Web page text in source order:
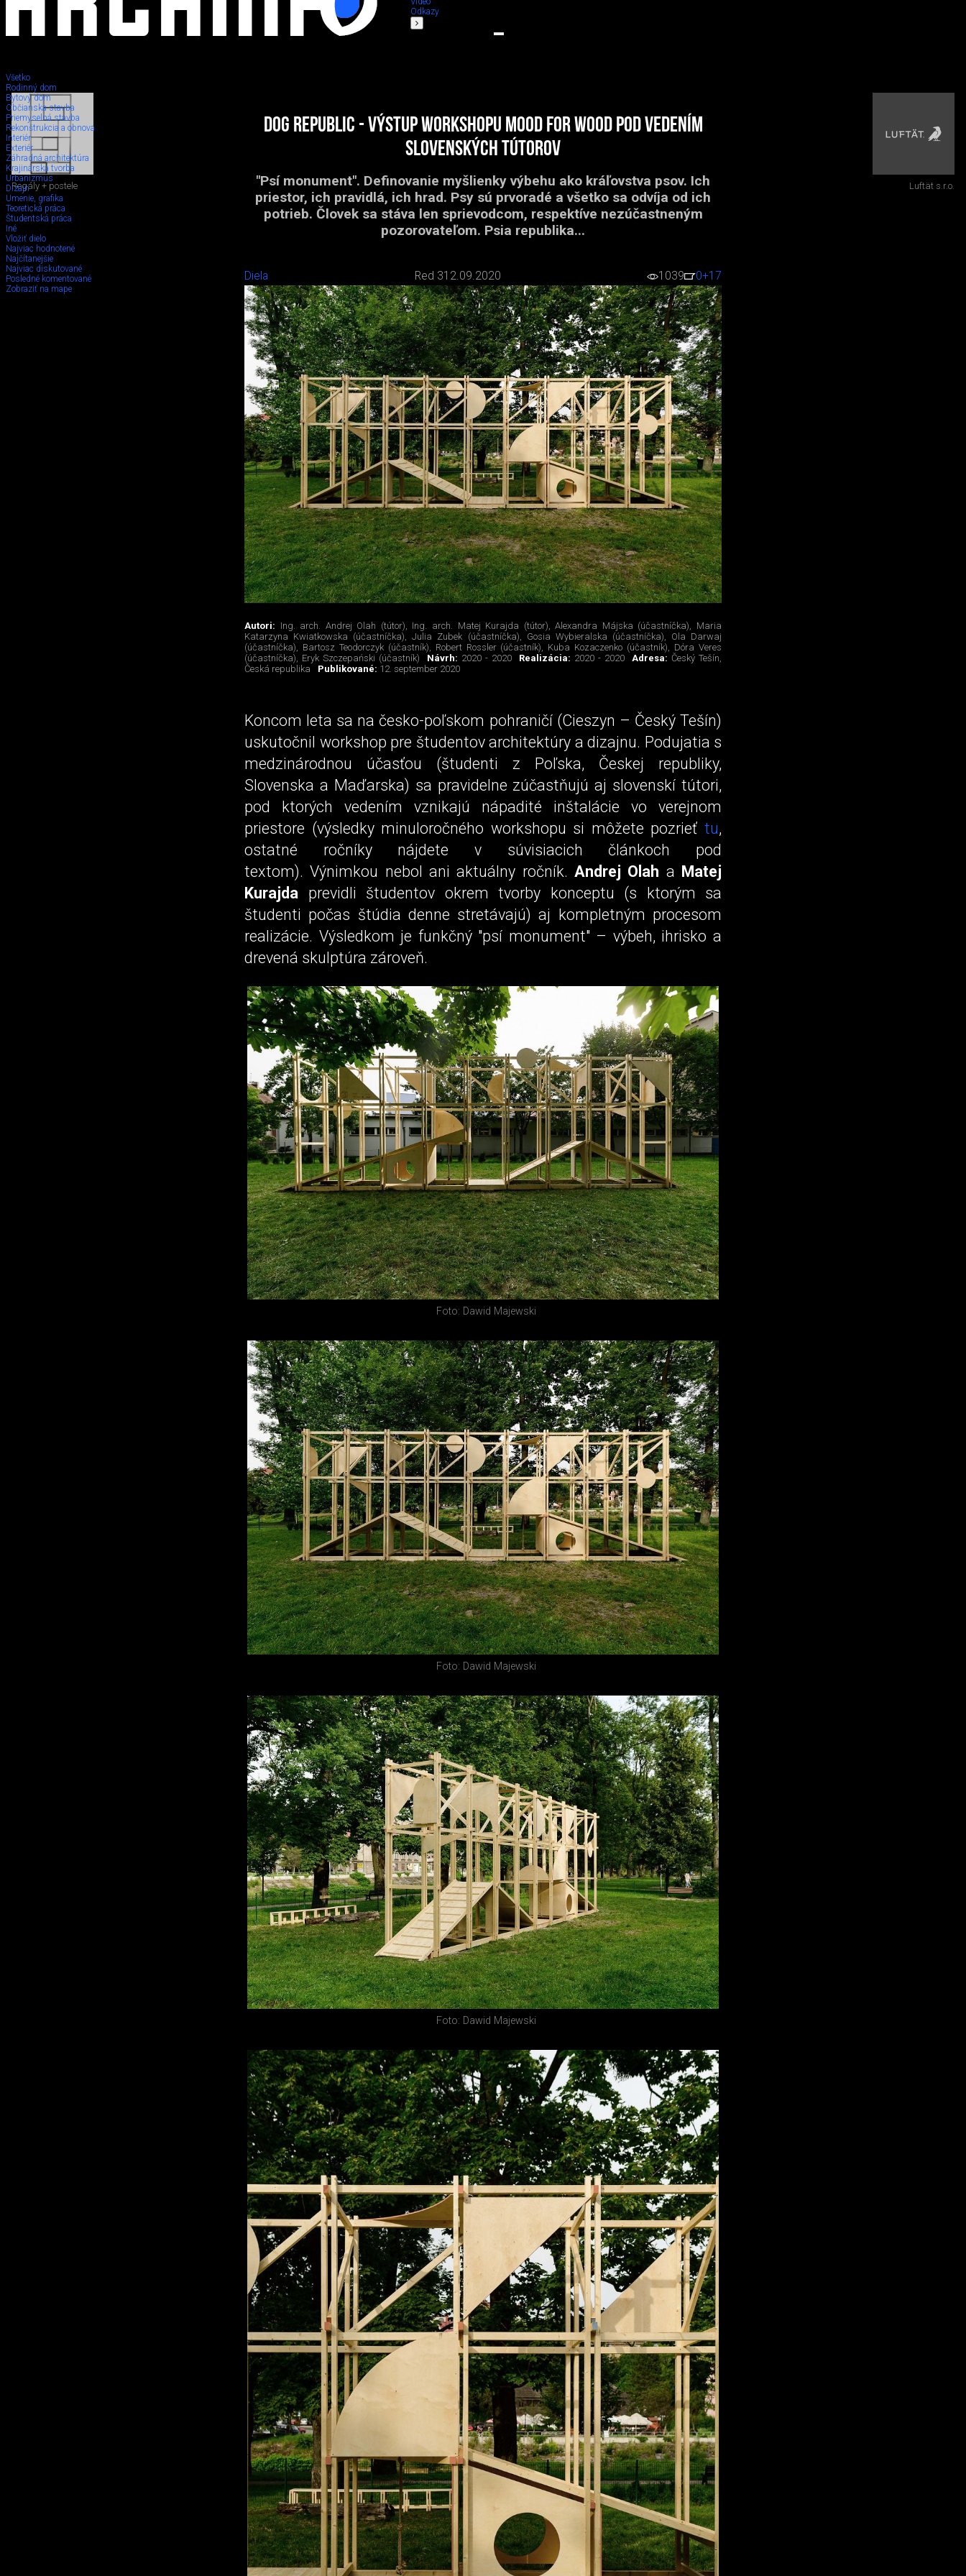
Odkazy
Všetko
Rodinný dom
Bytový dom
Občianska stavba
Priemyselná stavba
Rekonštrukcia a obnova
Interiér
Exteriér
Záhradná architektúra
Krajinárska tvorba
Urbanizmus
Dizajn
Umenie, grafika
Teoretická práca
Študentská práca
Iné
Vložiť dielo
Najviac hodnotené
Najčítanejšie
Najviac diskutované
Posledné komentované
Zobraziť na mape
Dog republic - výstup workshopu Mood for Wood pod vedením
slovenských tútorov
"Psí monument". Definovanie myšlienky výbehu ako kráľovstva psov. Ich
priestor, ich pravidlá, ich hrad. Psy sú prvoradé a všetko sa odvíja od ich
potrieb. Človek sa stáva len sprievodcom, respektíve nezúčastneným
pozorovateľom. Psia republika...
Diela Red 312.09.2020 1039 0+17
Autori: Ing. arch. Andrej Olah (tútor), Ing. arch. Matej Kurajda (tútor), Alexandra Májska (účastníčka), Maria
Katarzyna Kwiatkowska (účastníčka), Julia Zubek (účastníčka), Gosia Wybieralska (účastníčka), Ola Darwaj
(účastníčka), Bartosz Teodorczyk (účastník), Robert Rossler (účastník), Kuba Kozaczenko (účastník), Dóra Veres
(účastníčka), Eryk Szczepański (účastník)
Návrh: 2020 - 2020 Realizácia: 2020 - 2020 Adresa: Český Tešín,
Česká republika
Publikované: 12. september 2020
Koncom leta sa na česko-poľskom pohraničí (Cieszyn – Český Tešín)
uskutočnil workshop pre študentov architektúry a dizajnu. Podujatia s
medzinárodnou účasťou (študenti z Poľska, Českej republiky,
Slovenska a Maďarska) sa pravidelne zúčastňujú aj slovenskí tútori,
pod ktorých vedením vznikajú nápadité inštalácie vo verejnom
priestore (výsledky minuloročného workshopu si môžete pozrieť tu,
ostatné ročníky nájdete v súvisiacich článkoch pod
textom). Výnimkou nebol ani aktuálny ročník. Andrej Olah a Matej
Kurajda previdli študentov okrem tvorby konceptu (s ktorým sa
študenti počas štúdia denne stretávajú) aj kompletným procesom
realizácie. Výsledkom je funkčný "psí monument" – výbeh, ihrisko a
drevená skulptúra zároveň.
Regály + postele Luftät s.r.o.
Foto: Dawid Majewski
Foto: Dawid Majewski
Foto: Dawid Majewski